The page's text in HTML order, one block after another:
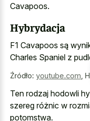
Cavapoos.
Hybrydacja
F1 Cavapoos są
Charles Spaniel z
Źródło: youtube.com
Ten rodzaj hodowli
szereg różnic w
potomstwa.